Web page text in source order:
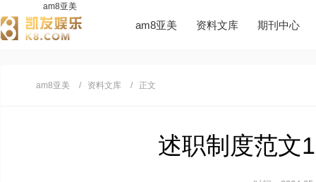
am8亚美
am8亚美 资料文库 期刊中心
am8亚美 资料文库 正文
述职制度范文